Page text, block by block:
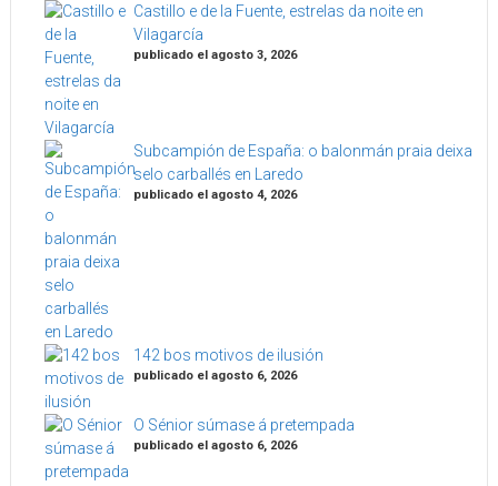
Castillo e de la Fuente, estrelas da noite en
Vilagarcía
publicado el agosto 3, 2026
Subcampión de España: o balonmán praia deixa
selo carballés en Laredo
publicado el agosto 4, 2026
142 bos motivos de ilusión
publicado el agosto 6, 2026
O Sénior súmase á pretempada
publicado el agosto 6, 2026